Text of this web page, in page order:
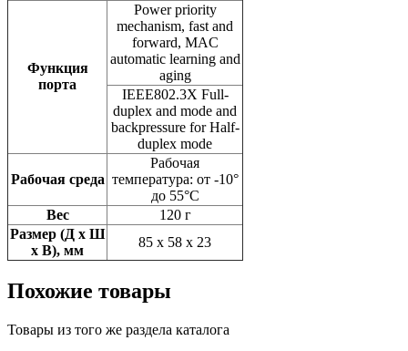
Функция
порта
Power priority
mechanism, fast and
forward, MAC
automatic learning and
aging
IEEE802.3X Full-
duplex and mode and
backpressure for Half-
duplex mode
Рабочая среда
Рабочая
температура: от -10°
до 55°C
Вес
120 г
Размер (Д x Ш
x В), мм
85 x 58 x 23
Похожие товары
Товары из того же раздела каталога